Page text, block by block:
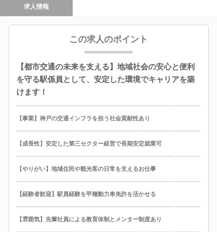
求人情報
この求人のポイント
【都市交通の未来を支える】地域社会の安心と便利
を守る駅係員として、安定した環境でキャリアを築
けます！
【事業】神戸の交通インフラを担う社会貢献性あり
【成長性】安定した第三セクター経営で長期安定就業可
【やりがい】地域住民や観光客の日常を支えるお仕事
【経験者歓迎】駅員経験を甲種動力車免許を活かせる
【雰囲気】先輩社員による教育体制とメンター制度あり